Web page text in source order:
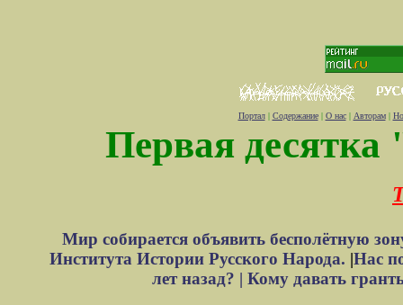
Портал| Содержание| О нас| Авторам|
Первая десятка
Мир собирается объявить бесполётную
Института Истории Русского Народа. |Нас
лет назад? | Кому давать